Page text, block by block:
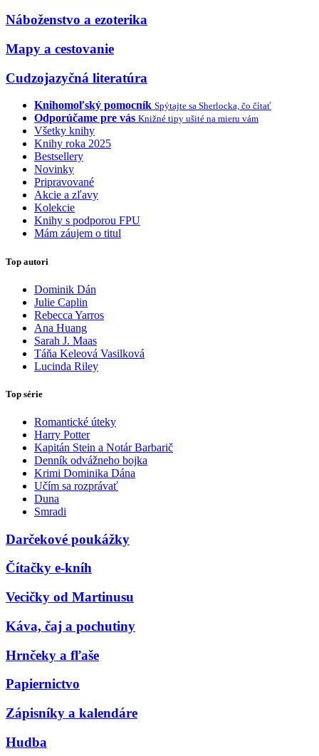
Náboženstvo a ezoterika
Mapy a cestovanie
Cudzojazyčná literatúra
Knihomoľský pomocník Spýtajte sa Sherlocka, čo čítať
Odporúčame pre vás Knižné tipy ušité na mieru vám
Všetky knihy
Knihy roka 2025
Bestsellery
Novinky
Pripravované
Akcie a zľavy
Kolekcie
Knihy s podporou FPU
Mám záujem o titul
Top autori
Dominik Dán
Julie Caplin
Rebecca Yarros
Ana Huang
Sarah J. Maas
Táňa Keleová Vasilková
Lucinda Riley
Top série
Romantické úteky
Harry Potter
Kapitán Stein a Notár Barbarič
Denník odvážneho bojka
Krimi Dominika Dána
Učím sa rozprávať
Duna
Smradi
Darčekové poukážky
Čítačky e-kníh
Vecičky od Martinusu
Káva, čaj a pochutiny
Hrnčeky a fľaše
Papiernictvo
Zápisníky a kalendáre
Hudba